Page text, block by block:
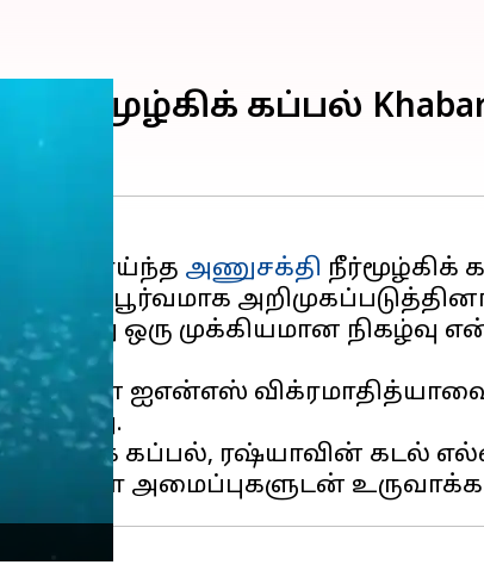
கப்பல்
வாய்ந்த அணுசக்தி நீர்மூழ்கிக்
இது ஒரு முக்கியமான
ஐஎன்எஸ்
நீர்மூழ்கிக் கப்பல், ரஷ்யாவின் கடல்